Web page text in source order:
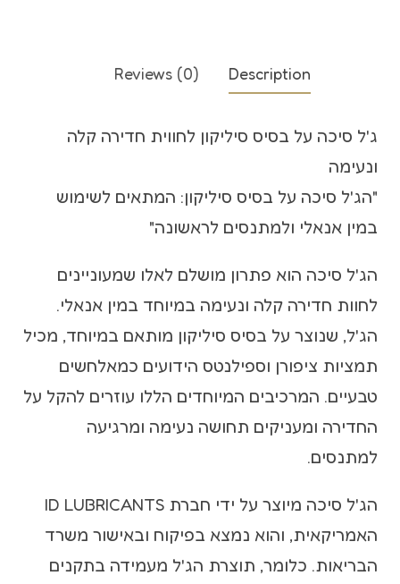
Description
Reviews (0)
ג'ל סיכה על בסיס סיליקון לחווית חדירה קלה
ונעימה
"הג'ל סיכה על בסיס סיליקון: המתאים לשימוש
במין אנאלי ולמתנסים לראשונה"
הג'ל סיכה הוא פתרון מושלם לאלו שמעוניינים
לחוות חדירה קלה ונעימה במיוחד במין אנאלי.
הג'ל, שנוצר על בסיס סיליקון מותאם במיוחד, מכיל
תמציות ציפורן וספילנטס הידועים כמאלחשים
טבעיים. המרכיבים המיוחדים הללו עוזרים להקל על
החדירה ומעניקים תחושה נעימה ומרגיעה
למתנסים.
הג'ל סיכה מיוצר על ידי חברת ID LUBRICANTS
האמריקאית, והוא נמצא בפיקוח ובאישור משרד
הבריאות. כלומר, תוצרת הג'ל מעמידה בתקנים